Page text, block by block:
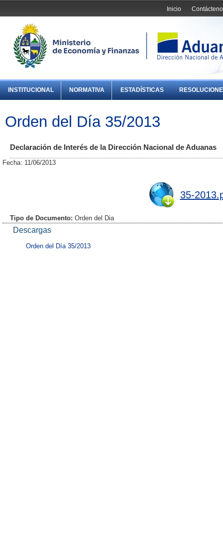
Inicio
INSTITUCIONAL NORMATIVA ESTADÍSTICAS
Orden del Día 35/2013
Declaración de Interés de la Dirección Nacional de Aduanas
Fecha: 11/06/2013
35-
Tipo de Documento: Orden del Dia
Descargas
Orden del Día 35/2013